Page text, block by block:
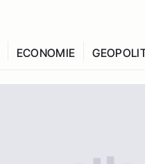
ECONOMIE